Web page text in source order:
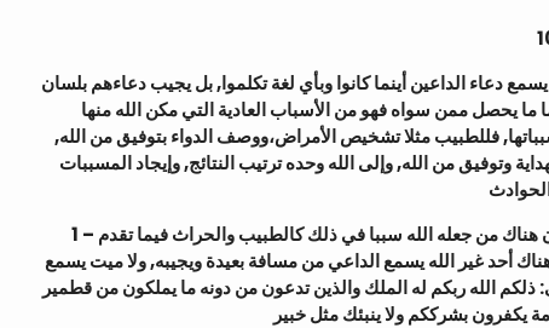
دعاء الداعين أينما كانوا وبأي لغة تكلموا, بل يجيب دعاءهم بلسان
ما يحصل ممن سواه فهو من الأسباب العادية التي مكن الله منها
فللطبيب مثلا تشخيص الأمراض،ووصف الدواء بتوفيق من الله,
وتوفيق من الله, وإلى الله وحده ترتيب النتائج, وإيجاد المسببات
1 – وعلى هذا فليس هناك أحد غير الله يفرج الكربة حقيقة, ولكن قد يكون هناك من جعله الله سببا في ذلك كالطبيب والحراث فيما تقدم
أحد غير الله يسمع الداعي من مسافة بعيدة ويجيبه, ولا ميت يسمع
الله ربكم له الملك والذين تدعون من دونه ما يملكون من قطمير
يكفرون بشرككم ولا ينبئك مثل خبير